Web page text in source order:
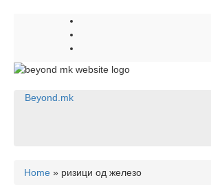
Beyond.mk
Home » ризици од железо